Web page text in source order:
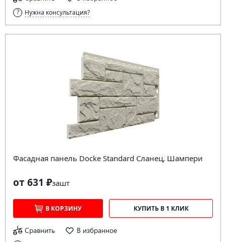
Нужна консультация?
Фасадная панель Docke Standard Сланец, Шампери
от 631 ₽зашт
В КОРЗИНУ КУПИТЬ В 1 КЛИК
Сравнить В избранное